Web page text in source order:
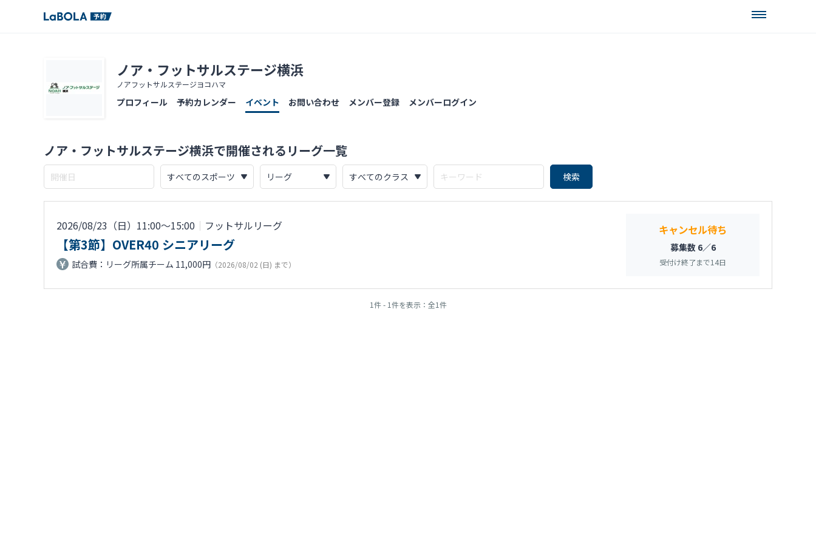
ノア・フットサルステージ横浜
ノアフットサルステージヨコハマ
プロフィール 予約カレンダー イベント お問い合わせ メンバー登録 メンバーログイン
ノア・フットサルステージ横浜で開催されるリーグ一覧
2026/08/23（日）11:00〜15:00 ｜ フットサルリーグ
【第3節】OVER40 シニアリーグ
試合費：リーグ所属チーム 11,000円 （2026/08/02 (日) まで）
キャンセル待ち
募集数 6／6
受付け終了まで14日
1件 - 1件を表示：全1件